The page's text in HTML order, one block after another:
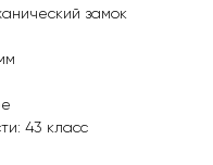
замок
43 класс